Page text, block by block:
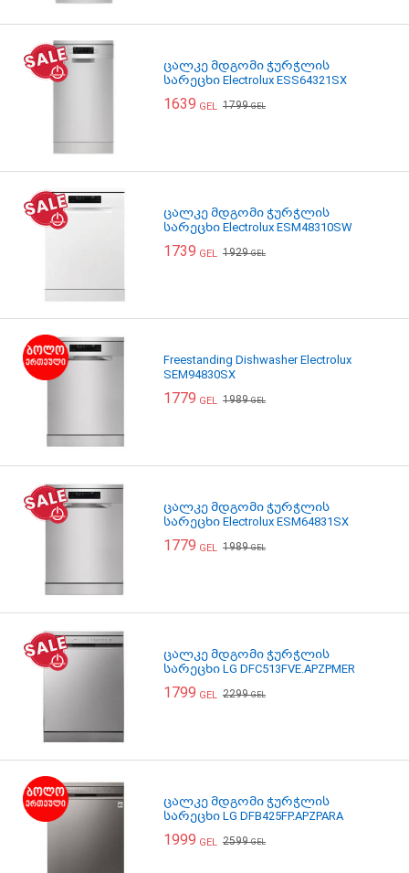
ცალკე მდგომი ჭურჭლის
სარეცხი Electrolux ESS64321SX
1639 GEL 1799GEL
ცალკე მდგომი ჭურჭლის
სარეცხი Electrolux ESM48310SW
1739 GEL 1929GEL
Freestanding Dishwasher Electrolux
SEM94830SX
1779 GEL 1989GEL
ცალკე მდგომი ჭურჭლის
სარეცხი Electrolux ESM64831SX
1779 GEL 1989GEL
ცალკე მდგომი ჭურჭლის
სარეცხი LG DFC513FVE.APZPMER
1799 GEL 2299GEL
ცალკე მდგომი ჭურჭლის
სარეცხი LG DFB425FP.APZPARA
1999 GEL 2599GEL